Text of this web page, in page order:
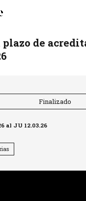
de
Finalizado
al JU 12.03.26